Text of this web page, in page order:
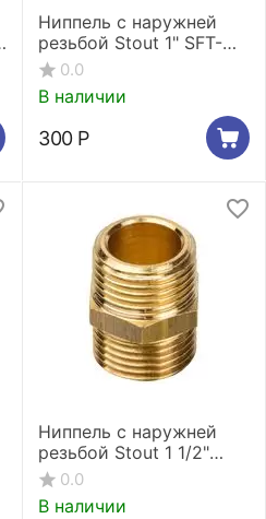
Ниппель с наружней
резьбой Stout 1" SFT-
0003-000011
0.0
В наличии
300 Р
Ниппель с наружней
резьбой Stout 1 1/2"
SFT-0003-112112
0.0
В наличии